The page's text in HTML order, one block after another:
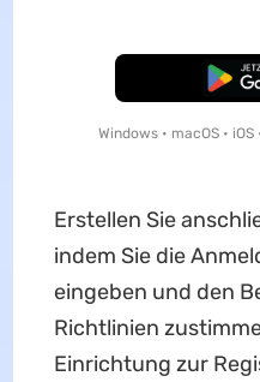
Windows • macOS • iOS
Erstellen Sie
indem Sie die
eingeben und den
Richtlinien
Einrichtung zur